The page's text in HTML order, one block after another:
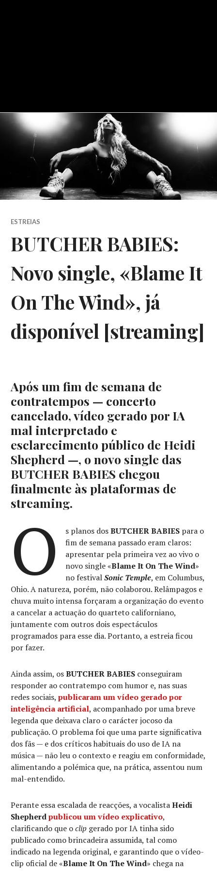
ESTREIAS
BUTCHER BABIES:
Novo single, «Blame It
On The Wind», já
disponível [streaming]
Após um fim de semana de
contratempos — concerto
cancelado, vídeo gerado por IA
mal interpretado e
esclarecimento público de Heidi
Shepherd —, o novo single das
BUTCHER BABIES chegou
finalmente às plataformas de
streaming.
O s planos dosBUTCHER BABIESpara o
fim de semana passado eram claros:
apresentar pela primeira vez ao vivo o
novo single «Blame It On The Wind»
no festivalSonic Temple, em Columbus,
Ohio. A natureza, porém, não colaborou. Relâmpagos e
chuva muito intensa forçaram a organização do evento
a cancelar a actuação do quarteto californiano,
juntamente com outros dois espectáculos
programados para esse dia. Portanto, a estreia ficou
por fazer.
Ainda assim, osBUTCHER BABIES conseguiram
responder ao contratempo com humor e, nas suas
redes sociais,publicaram um vídeo gerado por
inteligência artificial, acompanhado por uma breve
legenda que deixava claro o carácter jocoso da
publicação. O problema foi que uma parte significativa
dos fãs — e dos críticos habituais do uso de IA na
música — não leu o contexto e reagiu em conformidade,
alimentando a polémica que, na prática, assentou num
mal-entendido.
Perante essa escalada de reacções, a vocalistaHeidi
Shepherd publicou um vídeo explicativo,
clarificando que oclip gerado por IA tinha sido
publicado como brincadeira assumida, tal como
indicado na legenda original, e garantindo que o vídeo-
clip oficial de «Blame It On The Wind» chega na